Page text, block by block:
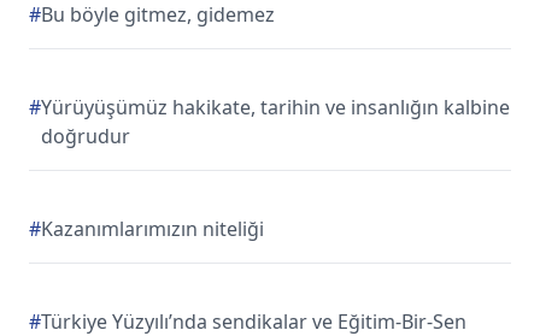
#Bu böyle gitmez, gidemez
#Yürüyüşümüz hakikate, tarihin ve insanlığın kalbine
doğrudur
#Kazanımlarımızın niteliği
#Türkiye Yüzyılı’nda sendikalar ve Eğitim-Bir-Sen